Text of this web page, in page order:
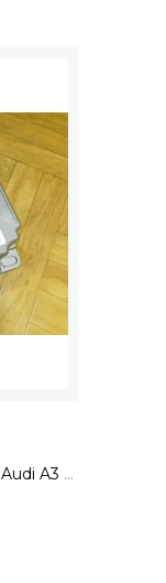
Airbagsteuergerät Steuergerät Audi A3 8P 8P0959655N Bosch 0285010182